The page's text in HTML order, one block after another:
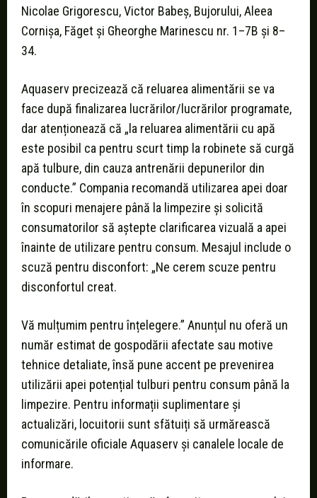
Nicolae Grigorescu, Victor Babeș, Bujorului, Aleea
Cornișa, Făget și Gheorghe Marinescu nr. 1–7B și 8–
34.
Aquaserv precizează că reluarea alimentării se va
face după finalizarea lucrărilor/lucrărilor programate,
dar atenționează că „la reluarea alimentării cu apă
este posibil ca pentru scurt timp la robinete să curgă
apă tulbure, din cauza antrenării depunerilor din
conducte.” Compania recomandă utilizarea apei doar
în scopuri menajere până la limpezire și solicită
consumatorilor să aștepte clarificarea vizuală a apei
înainte de utilizare pentru consum. Mesajul include o
scuză pentru disconfort: „Ne cerem scuze pentru
disconfortul creat.
Vă mulțumim pentru înțelegere.” Anunțul nu oferă un
număr estimat de gospodării afectate sau motive
tehnice detaliate, însă pune accent pe prevenirea
utilizării apei potențial tulburi pentru consum până la
limpezire. Pentru informații suplimentare și
actualizări, locuitorii sunt sfătuiți să urmărească
comunicările oficiale Aquaserv și canalele locale de
informare.